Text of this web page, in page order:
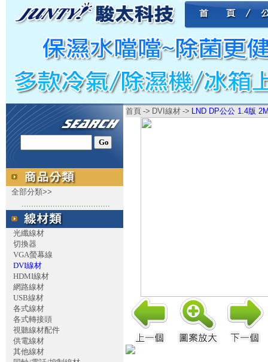
全部分類>>
.....................................
光纖線材
切換器
VGA螢幕線
DVI線材
HDMI線材
網路線材
USB線材
各式線材
各式轉接頭
視聽線材配件
供電線材
其他線材
首頁 -> DVI線材 -> LND DP公公 1.4版